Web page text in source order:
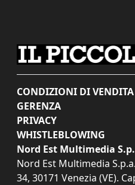
CONDIZIONI DI VENDITA
GERENZA
PRIVACY
WHISTLEBLOWING
Nord Est Multimedia
Nord Est Multimedia
34, 30171 Venezia (VE).